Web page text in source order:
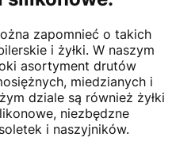
zapomnieć o takich
i żyłki. W naszym
asortyment drutów
miedzianych i
dziale są również żyłki
niezbędzne
i naszyjników.